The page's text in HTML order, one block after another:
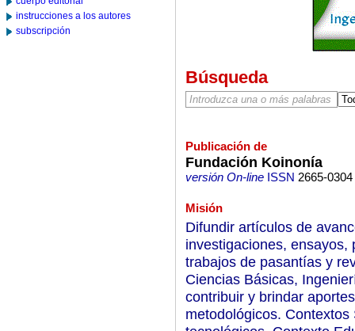
instrucciones a los autores
subscripción
Búsqueda
Publicación de
Fundación Koinonía
versión On-lineISSN 2665-0304
Misión
Difundir artículos de
investigaciones, ensayos,
trabajos de pasantías y
Ciencias Básicas,
contribuir y brindar
metodológicos.